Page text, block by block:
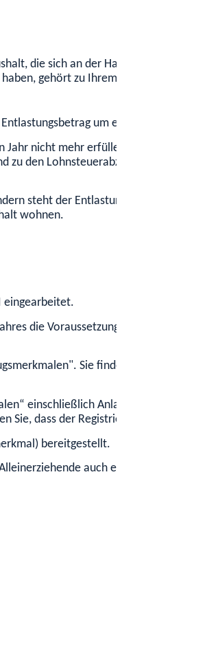
die sich an der Haushaltsführung
gehört zu Ihrem Haushalt und ist
um ein Zwölftel.
nicht mehr erfüllen. Die Mitteilung
den Lohnsteuerabzugsmerkmalen
steht der Entlastungsbetrag für
wohnen.
eingearbeitet.
die Voraussetzungen für den
Sie finden den Link in den
einschließlich Anlagen im
dass der Registrierungsvorgang bis
bereitgestellt.
auch erst in Ihrer